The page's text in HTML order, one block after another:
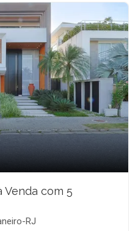
Venda com 5
RJ